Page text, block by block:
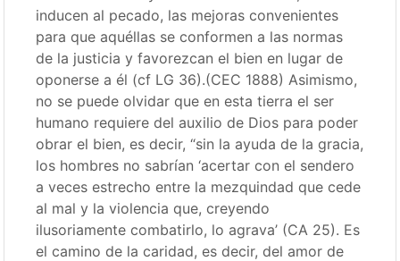
inducen al pecado, las mejoras convenientes
para que aquéllas se conformen a las normas
de la justicia y favorezcan el bien en lugar de
oponerse a él (cf LG 36).(CEC 1888) Asimismo,
no se puede olvidar que en esta tierra el ser
humano requiere del auxilio de Dios para poder
obrar el bien, es decir, “sin la ayuda de la gracia,
los hombres no sabrían ‘acertar con el sendero
a veces estrecho entre la mezquindad que cede
al mal y la violencia que, creyendo
ilusoriamente combatirlo, lo agrava’ (CA 25). Es
el camino de la caridad, es decir, del amor de